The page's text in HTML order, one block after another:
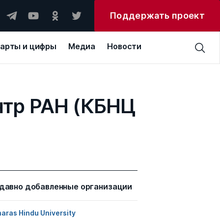
Поддержать проект
и цифры Медиа Новости
РАН (КБНЦ
добавленные организации
Hindu University